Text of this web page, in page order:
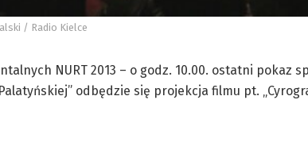
/ Radio Kielce
NURT 2013 – o godz. 10.00. ostatni pokaz
odbędzie się projekcja filmu pt.